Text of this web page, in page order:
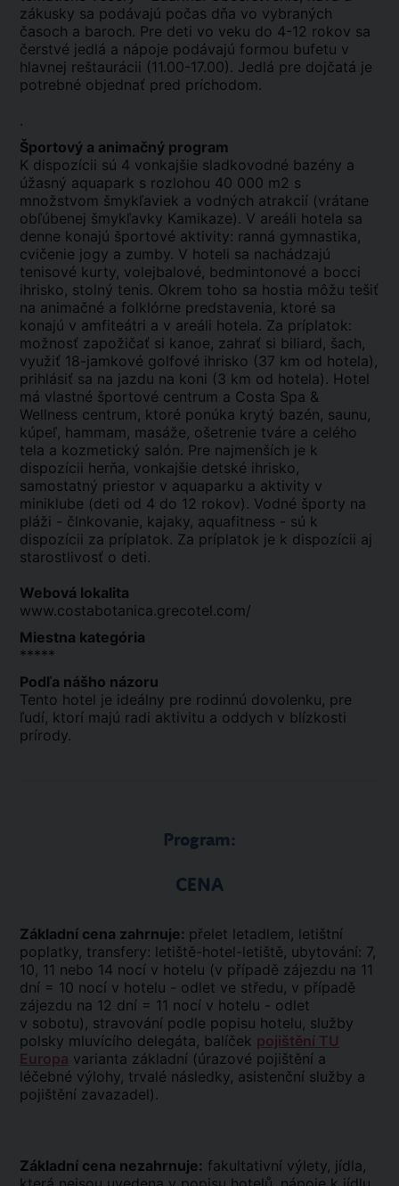
zákusky sa podávajú počas dňa vo vybraných
časoch a baroch. Pre deti vo veku do 4-12 rokov sa
čerstvé jedlá a nápoje podávajú formou bufetu v
hlavnej reštaurácii (11.00-17.00). Jedlá pre dojčatá je
potrebné objednať pred príchodom.
.
Športový a animačný program
K dispozícii sú 4 vonkajšie sladkovodné bazény a
úžasný aquapark s rozlohou 40 000 m2 s
množstvom šmykľaviek a vodných atrakcií (vrátane
obľúbenej šmykľavky Kamikaze). V areáli hotela sa
denne konajú športové aktivity: ranná gymnastika,
cvičenie jogy a zumby. V hoteli sa nachádzajú
tenisové kurty, volejbalové, bedmintonové a bocci
ihrisko, stolný tenis. Okrem toho sa hostia môžu tešiť
na animačné a folklórne predstavenia, ktoré sa
konajú v amfiteátri a v areáli hotela. Za príplatok:
možnosť zapožičať si kanoe, zahrať si biliard, šach,
využiť 18-jamkové golfové ihrisko (37 km od hotela),
prihlásiť sa na jazdu na koni (3 km od hotela). Hotel
má vlastné športové centrum a Costa Spa &
Wellness centrum, ktoré ponúka krytý bazén, saunu,
kúpeľ, hammam, masáže, ošetrenie tváre a celého
tela a kozmetický salón. Pre najmenších je k
dispozícii herňa, vonkajšie detské ihrisko,
samostatný priestor v aquaparku a aktivity v
miniklube (deti od 4 do 12 rokov). Vodné športy na
pláži - člnkovanie, kajaky, aquafitness - sú k
dispozícii za príplatok. Za príplatok je k dispozícii aj
starostlivosť o deti.
Webová lokalita
www.costabotanica.grecotel.com/
Miestna kategória
*****
Podľa nášho názoru
Tento hotel je ideálny pre rodinnú dovolenku, pre
ľudí, ktorí majú radi aktivitu a oddych v blízkosti
prírody.
Program:
CENA
Základní cena zahrnuje: přelet letadlem, letištní
poplatky, transfery: letiště-hotel-letiště, ubytování: 7,
10, 11 nebo 14 nocí v hotelu (v případě zájezdu na 11
dní = 10 nocí v hotelu - odlet ve středu, v případě
zájezdu na 12 dní = 11 nocí v hotelu - odlet
v sobotu), stravování podle popisu hotelu, služby
polsky mluvícího delegáta, balíček pojištění TU
Europa varianta základní (úrazové pojištění a
léčebné výlohy, trvalé následky, asistenční služby a
pojištění zavazadel).
Základní cena nezahrnuje: fakultativní výlety, jídla,